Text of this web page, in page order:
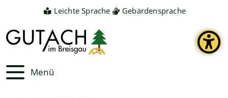
Leichte Sprache Gebärdensprache
Menü